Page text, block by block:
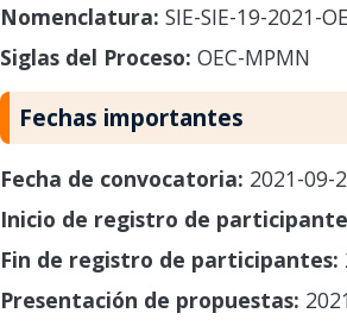
Nomenclatura: SIE-SIE-19-2021-
Siglas del Proceso: OEC-MPMN
Fechas importantes
Fecha de convocatoria: 2021-09-
Inicio de registro de
Fin de registro de participantes:
Presentación de propuestas: